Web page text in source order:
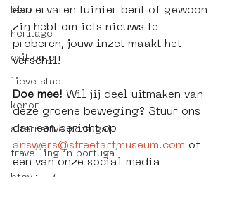
blub
heritage
exit enter
lieve stad
kenor
alternative portugal
travelling in portugal
btoy
een ervaren tuinier bent of gewoon
zin hebt om iets nieuws te
proberen, jouw inzet maakt het
verschil!
Doe mee! Wil jij deel uitmaken van
deze groene beweging? Stuur ons
dan een bericht op
answers@streetartmuseum.com of
een van onze social media
pagina’s.